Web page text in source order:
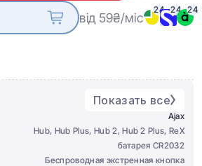
від 59₴/міс
24 24 24
Показать все
Ajax
Hub, Hub Plus, Hub 2, Hub 2 Plus, ReX
батарея CR2032
Беспроводная экстренная кнопка